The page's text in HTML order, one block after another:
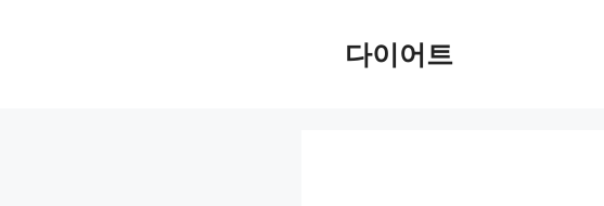
다이어트